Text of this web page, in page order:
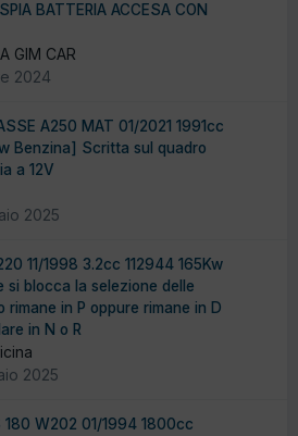
BATTERIA ACCESA CON
GIM CAR
2024
A250 MAT 01/2021 1991cc
Benzina] Scritta sul quadro
a 12V
2025
11/1998 3.2cc 112944 165Kw
si blocca la selezione delle
rimane in P oppure rimane in D
in N o R
2025
180 W202 01/1994 1800cc